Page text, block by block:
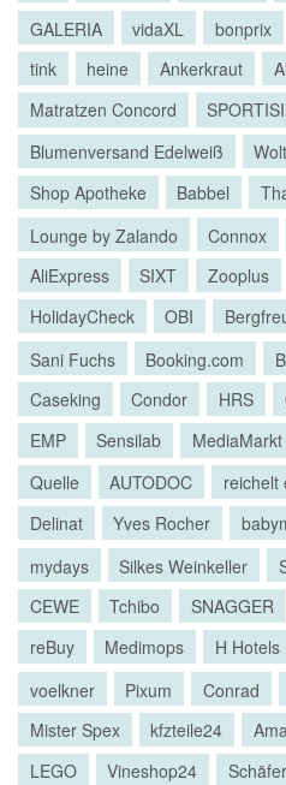
GALERIA
vidaXL bonprix
tink
heine Ankerkraut
Matratzen Concord
Blumenversand Edelweiß
Wolt
Shop Apotheke
Babbel
Lounge by Zalando
Connox
AliExpress
SIXT Zooplus
HolidayCheck
OBI
Sani Fuchs
Booking.com
Caseking
Condor HRS
EMP
Sensilab MediaMarkt
Quelle
AUTODOC reichelt
Delinat
Yves Rocher
mydays
Silkes Weinkeller
CEWE
Tchibo SNAGGER
reBuy
Medimops H Hotels
voelkner
Pixum Conrad
Mister Spex
kfzteile24
LEGO
Vineshop24